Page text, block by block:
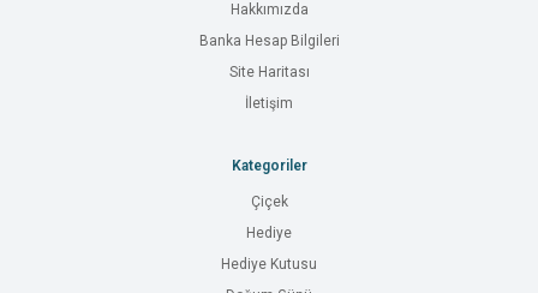
Hakkımızda
Banka Hesap Bilgileri
Site Haritası
İletişim
Kategoriler
Çiçek
Hediye
Hediye Kutusu